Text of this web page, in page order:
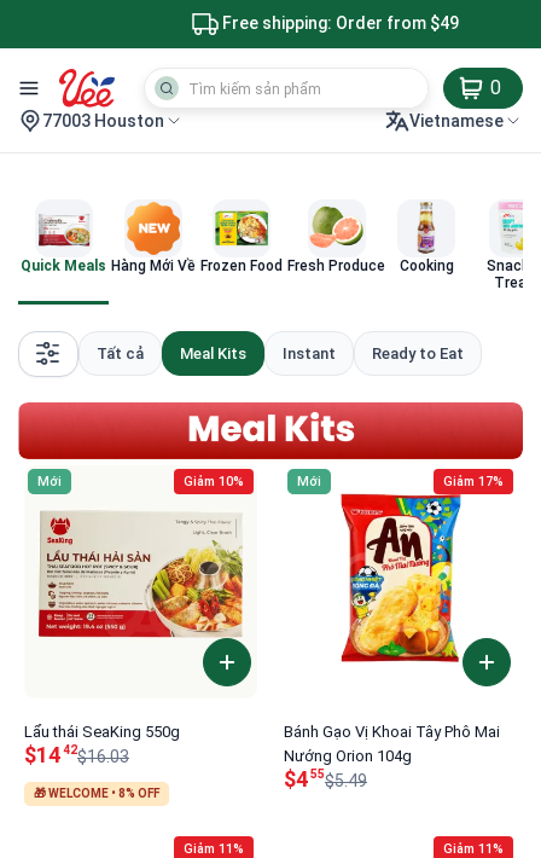
Free shipping: Order from $49
0
77003 Houston Vietnamese
Quick Meals Hàng Mới Về Frozen Food Fresh Produce Cooking
Snacks
Treats
Tất cả Meal Kits Instant Ready to Eat
Giảm 10%
Mới
Lẩu thái SeaKing 550g
$1442$16.03
🎁 WELCOME • 8% OFF
Giảm 17%
Mới
Bánh Gạo Vị Khoai Tây Phô Mai
Nướng Orion 104g
$455$5.49
Giảm 11% Giảm 11%